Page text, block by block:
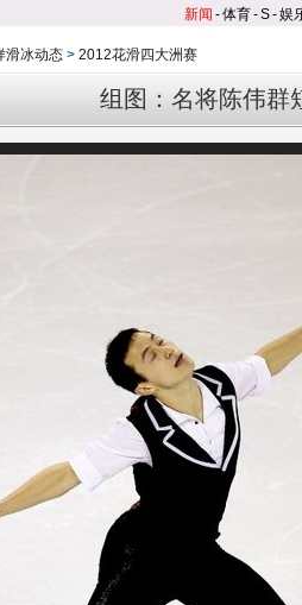
新闻 -体育-S-娱
滑冰动态 > 2012花滑四大洲赛
组图：名将陈伟群